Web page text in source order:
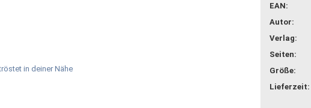
EAN:
Autor:
Verlag:
Seiten:
Größe:
Lieferzeit: